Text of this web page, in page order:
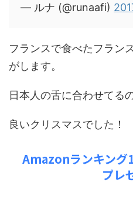
— ルナ (@runaafi)
フランスで食べたフラン
がします。
日本人の舌に合わせてる
良いクリスマスでした！
Amazonランキング
プレ